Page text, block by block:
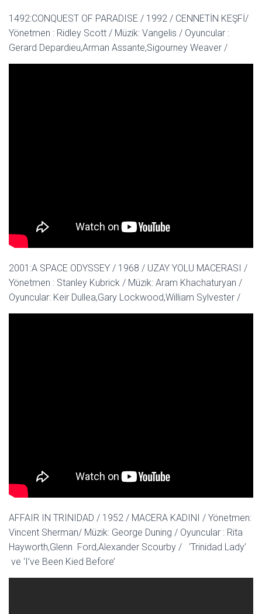
1492:CONQUEST OF PARADISE / 1992 / CENNETİN KEŞFİ/
Yönetmen : Ridley Scott / Müzik: Vangelis / Oyuncular :
Gerard Depardieu,Arman Assante,Sigourney Weaver /
2001:A SPACE ODYSSEY / 1968 / UZAY YOLU MACERASI /
Yönetmen : Stanley Kubrick / Müzik: Aram Khachaturyan /
Oyuncular: Keir Dullea,Gary Lockwood,William Sylvester /
AFFAIR IN TRINIDAD / 1952 / MACERA KADINI / Yönetmen:
Vincent Sherman/ Müzik: George Duning / Oyuncular : Rita
Hayworth,Glenn Ford,Alexander Scourby / ‘Trinidad Lady’
ve ‘I’ve Been Kied Before’